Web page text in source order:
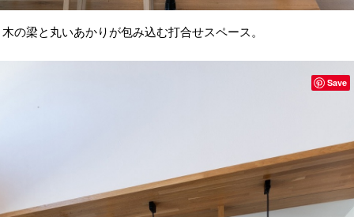
木の梁と丸いあかりが包み込む打合せスペース。
Save